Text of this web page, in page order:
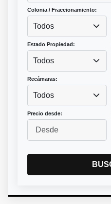
Colonia / Fraccionamiento:
Todos
Estado Propiedad:
Todos
Recámaras:
Todos
Precio desde: